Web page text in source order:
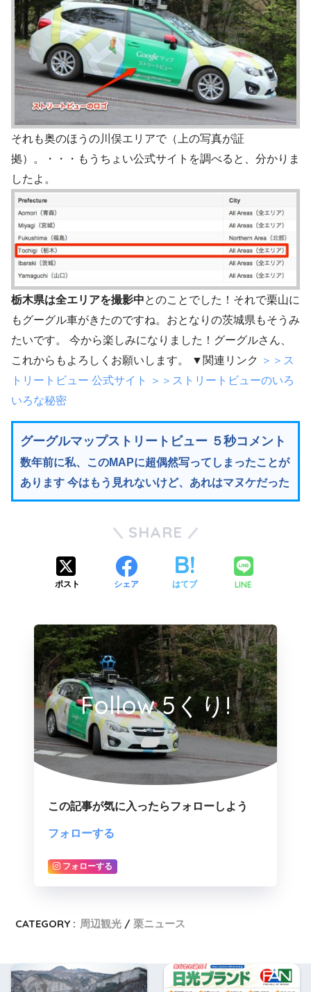
それも奥のほうの川俣エリアで（上の写真が証
拠）。・・・もうちょい公式サイトを調べると、分かりま
したよ。
栃木県は全エリアを撮影中とのことでした！それで栗山に
もグーグル車がきたのですね。おとなりの茨城県もそうみ
たいです。 今から楽しみになりました！グーグルさん、
これからもよろしくお願いします。 ▼関連リンク
＞＞ス
トリートビュー 公式サイト
＞＞ストリートビューのいろ
いろな秘密
グーグルマップストリートビュー ５秒コメント
数年前に私、このMAPに超偶然写ってしまったことが
あります 今はもう見れないけど、あれはマヌケだった
SHARE
ポスト シェア はてブ LINE
Follow 5くり!
この記事が気に入ったらフォローしよう
フォローする
フォローする
CATEGORY : 周辺観光 栗ニュース